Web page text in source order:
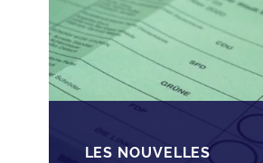
LES NOUVELLES